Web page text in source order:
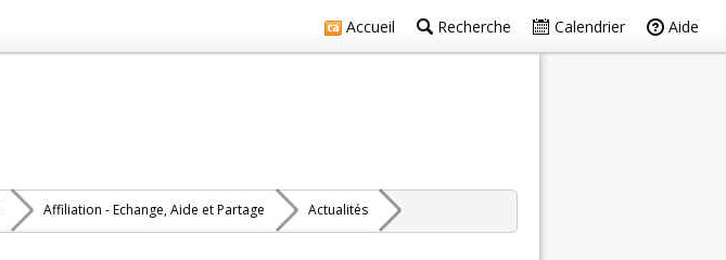
Accueil Recherche Calendrier Aide
Affiliation - Echange, Aide et Partage Actualités